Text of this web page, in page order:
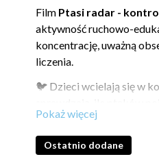
FilmPtasi radar -
aktywność ruchowo-
koncentrację, uważną
liczenia.
🐦 Dzieci wcielają się w
danym momencie.
szybkiego przeliczania i
zmieniającą się sytuację.
Ostatnio dodane